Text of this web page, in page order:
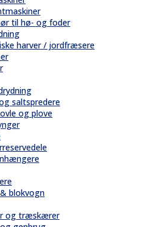
til hø- og foder
harver / jordfræsere
saltspredere
og plove
blokvogn
og træskærer